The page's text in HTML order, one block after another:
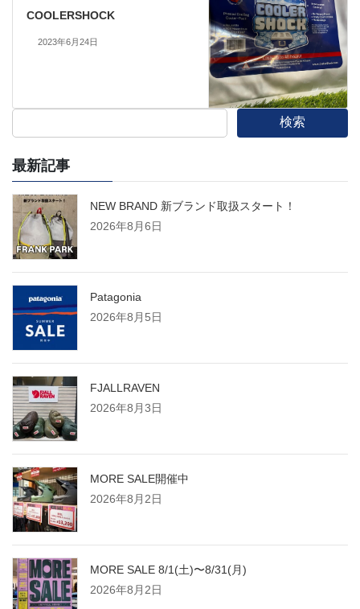
COOLERSHOCK
2023年6月24日
検索
最新記事
NEW BRAND 新ブランド取扱スタート！
2026年8月6日
Patagonia
2026年8月5日
FJALLRAVEN
2026年8月3日
MORE SALE開催中
2026年8月2日
MORE SALE 8/1(土)〜8/31(月)
2026年8月2日